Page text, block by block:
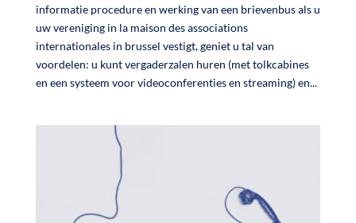
informatie procedure en werking van een brievenbus als u
uw vereniging in la maison des associations
internationales in brussel vestigt, geniet u tal van
voordelen: u kunt vergaderzalen huren (met tolkcabines
en een systeem voor videoconferenties en streaming) en...